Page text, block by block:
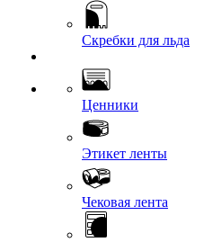
Скребки для льда
Ценники
Этикет ленты
Чековая лента